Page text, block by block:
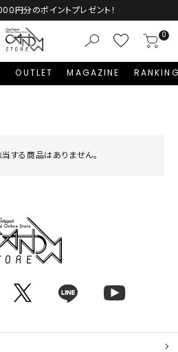
円分のポイントプレゼント！
0
OUTLET MAGAZINE
する商品はありません。